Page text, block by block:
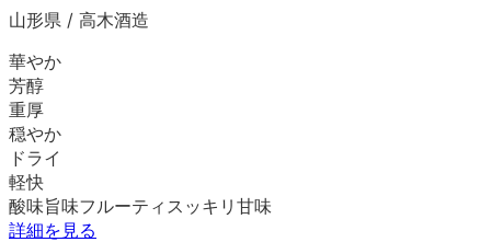
山形県 / 高木酒造
華やか
芳醇
重厚
穏やか
ドライ
軽快
酸味旨味フルーティ スッキリ 甘味
詳細を見る